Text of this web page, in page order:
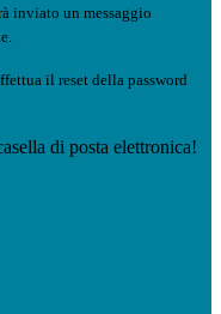
inviato un messaggio
il reset della password
di posta elettronica!